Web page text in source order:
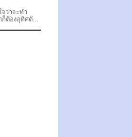
จว่าจะทำ
ก็ต้องอุทิศตั...